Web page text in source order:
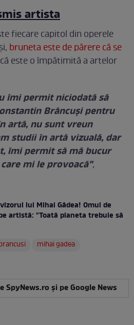
artista
fiecare capitol din operele
bruneta este de părere că se
este o împătimită a artelor
îmi permit niciodată să
Brâncuşi pentru
artă, nu sunt vreun
studii în artă vizuală, dar
îmi permit să mă bucur
mi le provoacă”,
lui Mihai Gâdea! Omul de
artistă: "Toată planeta trebuie să
mihai gadea
și pe Google News